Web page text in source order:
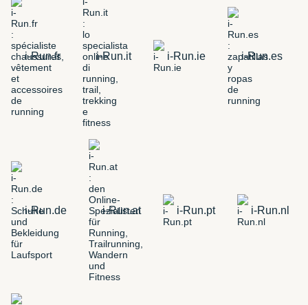
i-Run.fr i-Run.it i-Run.ie i-Run.es
i-Run.de i-Run.at i-Run.pt i-Run.nl